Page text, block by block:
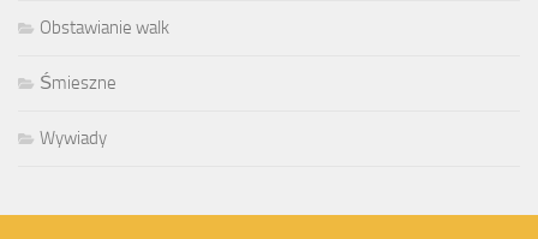
Obstawianie walk
Śmieszne
Wywiady